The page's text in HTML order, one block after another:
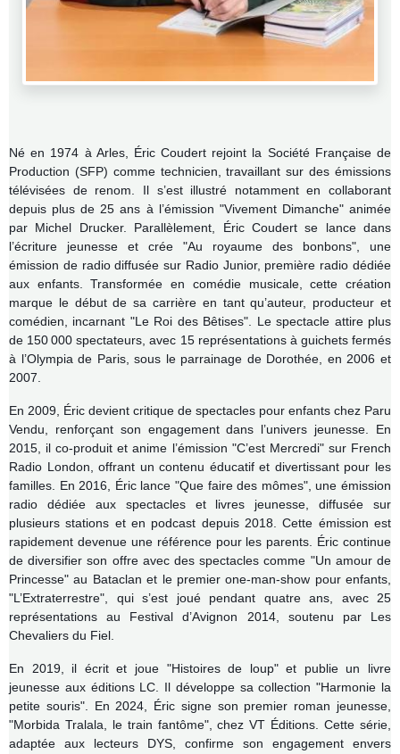
Né en 1974 à Arles, Éric Coudert rejoint la Société Française de
Production (SFP) comme technicien, travaillant sur des émissions
télévisées de renom. Il s’est illustré notamment en collaborant
depuis plus de 25 ans à l’émission "Vivement Dimanche" animée
par Michel Drucker. Parallèlement, Éric Coudert se lance dans
l’écriture jeunesse et crée "Au royaume des bonbons", une
émission de radio diffusée sur Radio Junior, première radio dédiée
aux enfants. Transformée en comédie musicale, cette création
marque le début de sa carrière en tant qu’auteur, producteur et
comédien, incarnant "Le Roi des Bêtises". Le spectacle attire plus
de 150 000 spectateurs, avec 15 représentations à guichets fermés
à l’Olympia de Paris, sous le parrainage de Dorothée, en 2006 et
2007.
En 2009, Éric devient critique de spectacles pour enfants chez Paru
Vendu, renforçant son engagement dans l’univers jeunesse. En
2015, il co-produit et anime l’émission "C’est Mercredi" sur French
Radio London, offrant un contenu éducatif et divertissant pour les
familles. En 2016, Éric lance "Que faire des mômes", une émission
radio dédiée aux spectacles et livres jeunesse, diffusée sur
plusieurs stations et en podcast depuis 2018. Cette émission est
rapidement devenue une référence pour les parents. Éric continue
de diversifier son offre avec des spectacles comme "Un amour de
Princesse" au Bataclan et le premier one-man-show pour enfants,
"L’Extraterrestre", qui s’est joué pendant quatre ans, avec 25
représentations au Festival d’Avignon 2014, soutenu par Les
Chevaliers du Fiel.
En 2019, il écrit et joue "Histoires de loup" et publie un livre
jeunesse aux éditions LC. Il développe sa collection "Harmonie la
petite souris". En 2024, Éric signe son premier roman jeunesse,
"Morbida Tralala, le train fantôme", chez VT Éditions. Cette série,
adaptée aux lecteurs DYS, confirme son engagement envers